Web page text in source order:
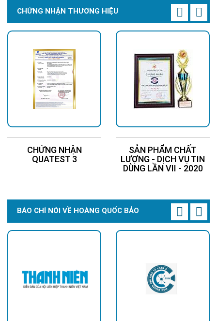
CHỨNG NHẬN THƯƠNG HIỆU
CHỨNG NHẬN
QUATEST 3
SẢN PHẨM CHẤT
LƯỢNG - DỊCH VỤ TIN
DÙNG LẦN VII - 2020
BÁO CHÍ NÓI VỀ HOÀNG QUỐC BẢO